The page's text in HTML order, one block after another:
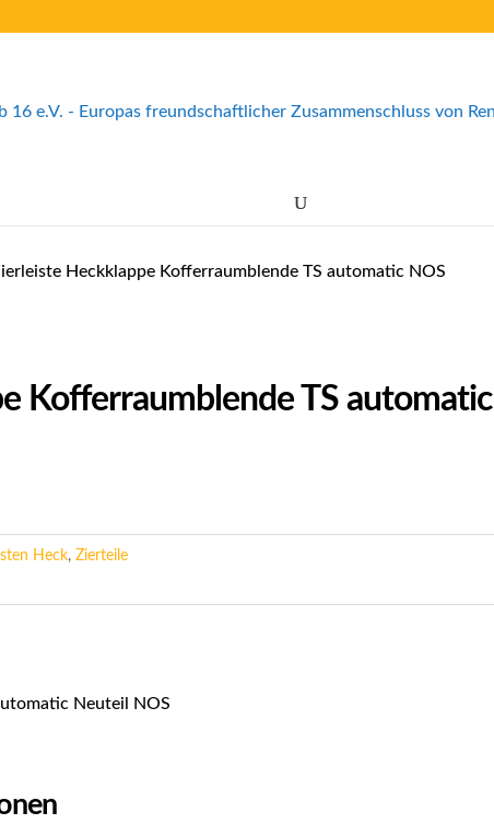
Heckklappe Kofferraumblende TS automatic NOS
Kofferraumblende TS automatic
Heck,Zierteile
Neuteil NOS